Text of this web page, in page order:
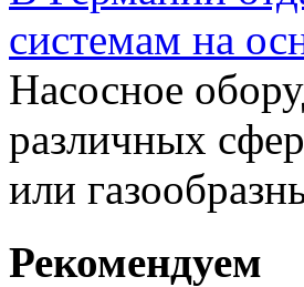
системам на
Насосное
различных
или
Рекомендуем